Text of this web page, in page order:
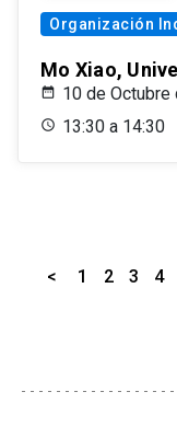
Organización
Mo Xiao,
10 de Octubre
13:30 a 14:30
< 1 2 3 4